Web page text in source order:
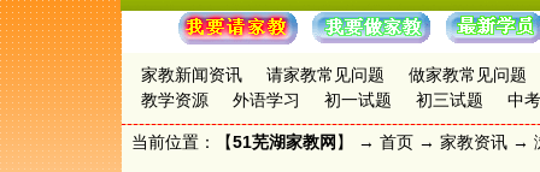
家教新闻资讯 请家教常见问题
做家教常见问题
教学资源
外语学习 初一试题 初三试题 中
当前位置：【51芜湖家教网 】 → 首页 → 家教资讯 →